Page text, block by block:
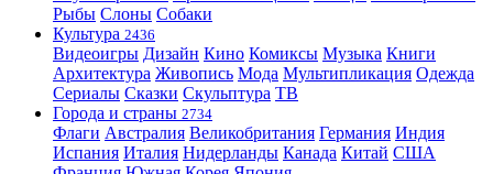
Рыбы Слоны Собаки
Культура 2436
Видеоигры Дизайн Кино Комиксы Музыка Книги
Архитектура Живопись Мода Мультипликация Одежда
Сериалы Сказки Скульптура ТВ
Города и страны 2734
Флаги Австралия Великобритания Германия Индия
Испания Италия Нидерланды Канада Китай США